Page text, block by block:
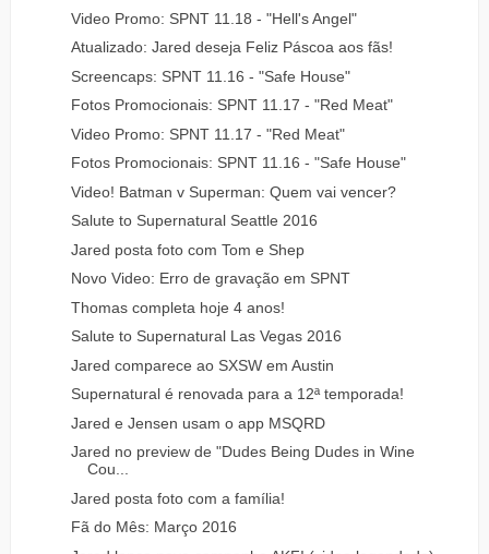
Video Promo: SPNT 11.18 - "Hell's Angel"
Atualizado: Jared deseja Feliz Páscoa aos fãs!
Screencaps: SPNT 11.16 - "Safe House"
Fotos Promocionais: SPNT 11.17 - "Red Meat"
Video Promo: SPNT 11.17 - "Red Meat"
Fotos Promocionais: SPNT 11.16 - "Safe House"
Video! Batman v Superman: Quem vai vencer?
Salute to Supernatural Seattle 2016
Jared posta foto com Tom e Shep
Novo Video: Erro de gravação em SPNT
Thomas completa hoje 4 anos!
Salute to Supernatural Las Vegas 2016
Jared comparece ao SXSW em Austin
Supernatural é renovada para a 12ª temporada!
Jared e Jensen usam o app MSQRD
Jared no preview de "Dudes Being Dudes in Wine
Cou...
Jared posta foto com a família!
Fã do Mês: Março 2016